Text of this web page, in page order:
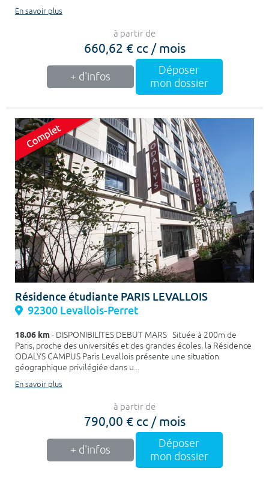
En savoir plus
à partir de
660,62 € cc / mois
+ d'infos
Déposer
mon dossier
Résidence étudiante PARIS LEVALLOIS
92300 Levallois-Perret
18.06 km- DISPONIBILITES DEBUT MARS Située à 200m de
Paris, proche des universités et des grandes écoles, la Résidence
ODALYS CAMPUS Paris Levallois présente une situation
géographique privilégiée dans u...
En savoir plus
à partir de
790,00 € cc / mois
+ d'infos
Déposer
mon dossier